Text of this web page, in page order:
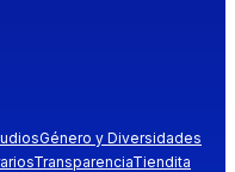
Género y Diversidades
TransparenciaTiendita